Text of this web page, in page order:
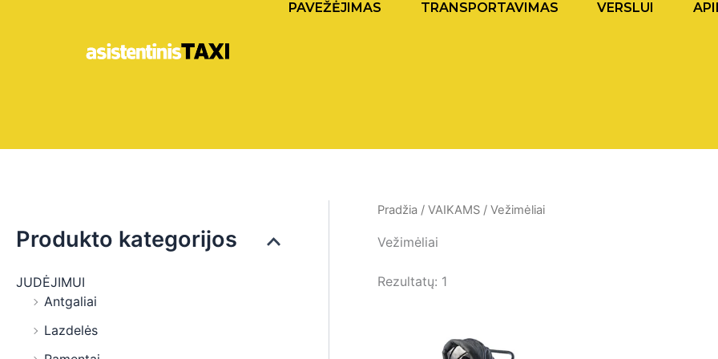
PAVEŽĖJIMAS TRANSPORTAVIMAS VERSLUI
Produkto kategorijos
JUDĖJIMUI
Antgaliai
Lazdelės
Pradžia /VAIKAMS / Vežimėliai
Vežimėliai
Rezultatų: 1